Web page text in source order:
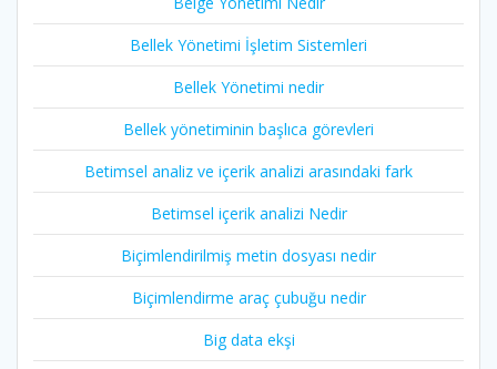
Bellek Yönetimi İşletim Sistemleri
Bellek Yönetimi nedir
Bellek yönetiminin başlıca görevleri
Betimsel analiz ve içerik analizi arasındaki fark
Betimsel içerik analizi Nedir
Biçimlendirilmiş metin dosyası nedir
Biçimlendirme araç çubuğu nedir
Big data ekşi